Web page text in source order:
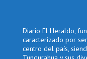
Diario El Heraldo,
caracterizado por
centro del país,